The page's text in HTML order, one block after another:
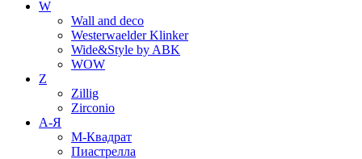
W
Wall and deco
Westerwaelder Klinker
Wide&Style by ABK
WOW
Z
Zillig
Zirconio
А-Я
М-Квадрат
Пиастрелла